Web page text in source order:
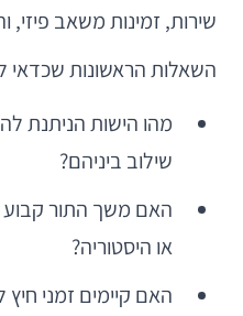
שירות, זמינות משאב פיזי,
השאלות הראשונות שכדאי
מהו הישות הניתנת
שילוב ביניהם?
האם משך התור קבוע
או היסטוריה?
האם קיימים זמני חיץ